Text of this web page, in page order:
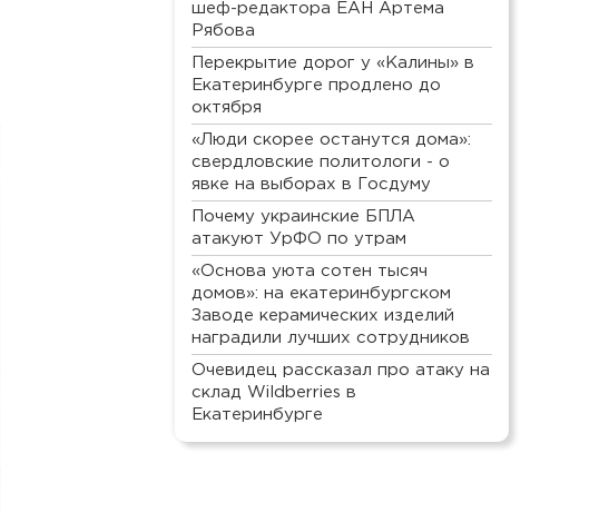
шеф-редактора ЕАН Артема
Рябова
Перекрытие дорог у «Калины» в
Екатеринбурге продлено до
октября
«Люди скорее останутся дома»:
свердловские политологи - о
явке на выборах в Госдуму
Почему украинские БПЛА
атакуют УрФО по утрам
«Основа уюта сотен тысяч
домов»: на екатеринбургском
Заводе керамических изделий
наградили лучших сотрудников
Очевидец рассказал про атаку на
склад Wildberries в
Екатеринбурге